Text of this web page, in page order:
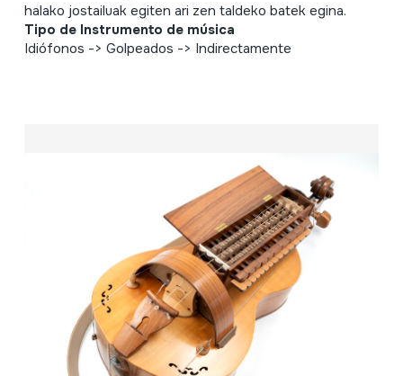
halako jostailuak egiten ari zen taldeko batek egina.
Tipo de Instrumento de música
Idiófonos -> Golpeados -> Indirectamente